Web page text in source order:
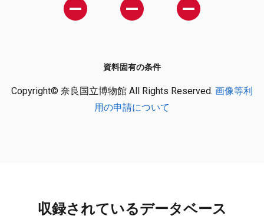
資料固有の条件
Copyright© 奈良国立博物館 All Rights Reserved. 画像等利
用の申請について
収録されているデータベース